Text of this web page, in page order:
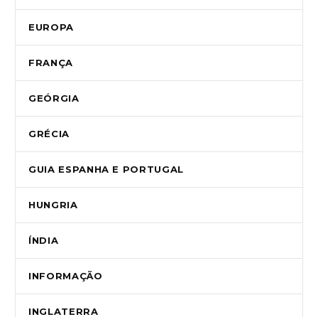
EUROPA
FRANÇA
GEÓRGIA
GRÉCIA
GUIA ESPANHA E PORTUGAL
HUNGRIA
ÍNDIA
INFORMAÇÃO
INGLATERRA